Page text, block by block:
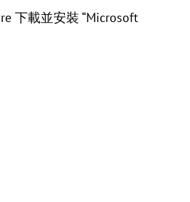
下載並安裝 “Microsoft